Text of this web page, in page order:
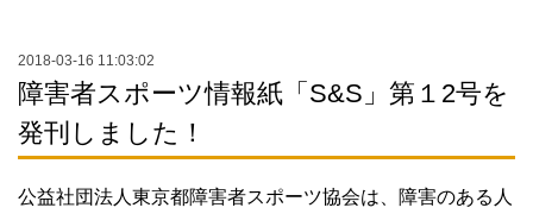
2018-03-16 11:03:02
障害者スポーツ情報紙「S&S」第１2号を
発刊しました！
公益社団法人東京都障害者スポーツ協会は、障害のある人